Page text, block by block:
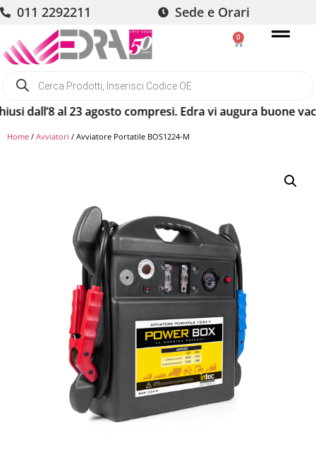
011 2292211 Sede e Orari
0
dall’8 al 23 agosto compresi. Edra vi augura buone
Home / Avviatori / Avviatore Portatile BOS1224-M